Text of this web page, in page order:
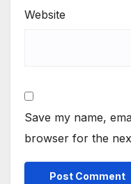
Website
Save my name,
browser for the